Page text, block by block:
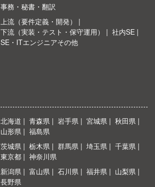
事務・秘書・翻訳
上流（要件定義・開発）
下流（実装・テスト・保守運用）
社内SE
SE・ITエンジニアその他
北海道 青森県 岩手県 宮城県
秋田県
山形県
福島県
茨城県 栃木県 群馬県 埼玉県
千葉県
東京都
神奈川県
新潟県 富山県 石川県 福井県
山梨県
長野県